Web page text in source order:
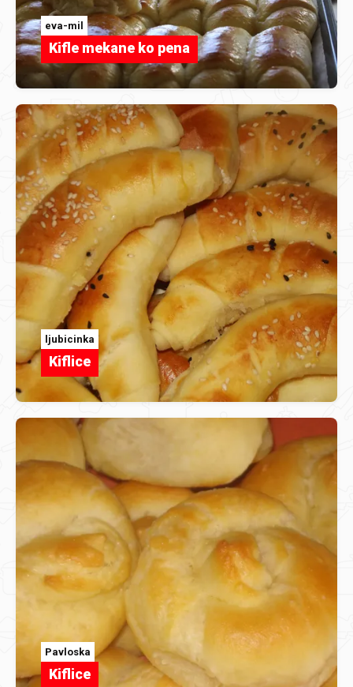
eva-mil
Kifle mekane ko pena
ljubicinka
Kiflice
Pavloska
Kiflice